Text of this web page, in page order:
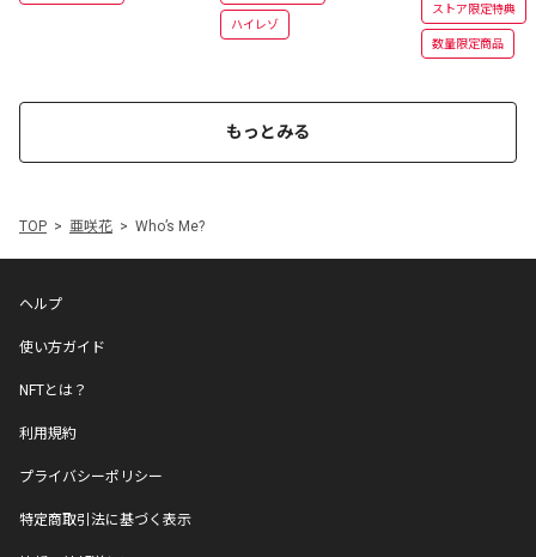
ハイレゾ
ストア限定特典
数量限定商品
もっとみる
TOP 亜咲花 Who’s Me?
ヘルプ
使い方ガイド
NFTとは？
利用規約
プライバシーポリシー
特定商取引法に基づく表示